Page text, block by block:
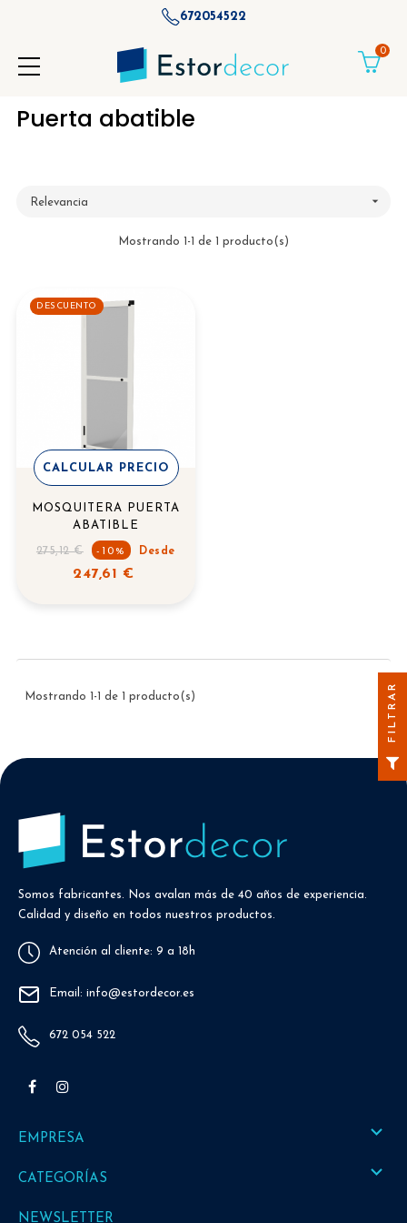
672054522
0
Puerta abatible
Relevancia 
Mostrando 1-1 de 1 producto(s)
DESCUENTO
CALCULAR PRECIO
MOSQUITERA PUERTA
ABATIBLE
Precio
regular
275,12 € -10% Desde
247,61 €
Mostrando 1-1 de 1 producto(s)
Somos fabricantes. Nos avalan más de 40 años de experiencia.
Calidad y diseño en todos nuestros productos.
Atención al cliente: 9 a 18h
Email: info@estordecor.es
672 054 522
Facebook
EMPRESA 
CATEGORÍAS 
NEWSLETTER
FILTRAR